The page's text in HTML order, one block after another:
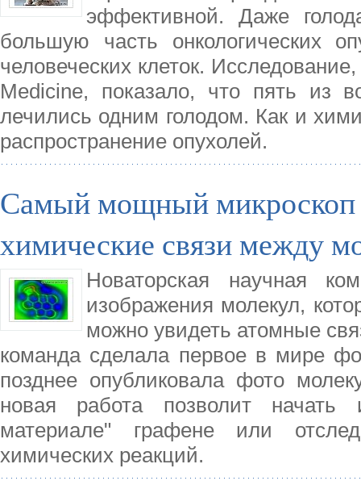
эффективной. Даже
большую часть онкологических
человеческих клеток.
Medicine, показало, что пять из
лечились одним голодом. Как и
распространение опухолей.
Самый мощный микроскоп
химические связи между
Новаторская научная
изображения молекул,
можно увидеть атомные
команда сделала первое в мире
позднее опубликовала фото
новая работа позволит начать
материале" графене или
химических реакций.